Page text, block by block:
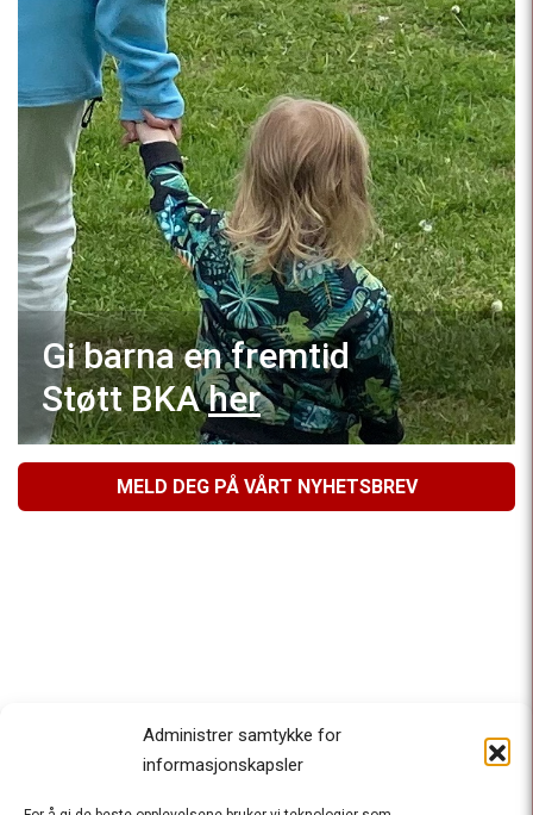
Administrer samtykke for
informasjonskapsler
Gi barna en fremtid
Støtt BKAher
MELD DEG PÅ VÅRT NYHETSBREV